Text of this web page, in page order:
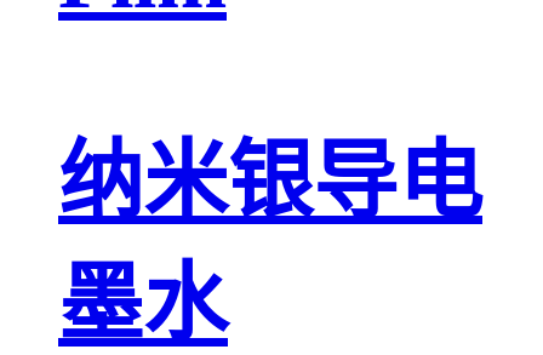
纳米银导电
墨水